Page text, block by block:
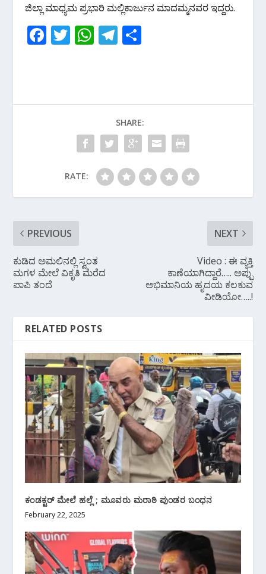
ಜಿಲ್ಲಾ ಮಾಧ್ಯಮ ಪ್ರಭಾರಿ ಮಲ್ಲಿಕಾರ್ಜುನ ಮಾದಮ್ಮನವರ ಇದ್ದರು.
F
o
T W
A
p
p
T
a
m
SHARE:
RATE:
PREVIOUS
ಕುಡಿದ ಅಮಲಿನಲ್ಲಿ ಸ್ವಂತ
ಮಗಳ ಮೇಲೆ ವಿಕೃತಿ ಮೆರೆದ
ಪಾಪಿ ತಂದೆ
NEXT
Video : ಈ ವ್ಯಕ್ತಿ
ಕಾಣೆಯಾಗಿದ್ದಾರೆ….. ಅಪ್ಪು
ಅಭಿಮಾನಿಯ ಹೃದಯ ಕಲಕುವ
ವೀಡಿಯೋ…..!
RELATED POSTS
ಕಂಡಕ್ಟರ್ ಮೇಲೆ‌ ಹಲ್ಲೆ ; ಮೂವರು ಮರಾಠಿ ಪುಂಡರ ಬಂಧನ
February 22, 2025